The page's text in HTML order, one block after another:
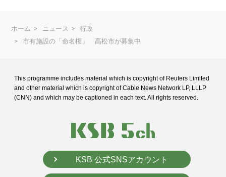
ホーム ニュース
行政
市有施設の「命名権」 高松市が募集中
This programme includes material which is copyright of Reuters Limited
and other material which is copyright of Cable News Network LP, LLLP
(CNN) and which may be captioned in each text. All rights reserved.
KSB 公式SNSアカウント